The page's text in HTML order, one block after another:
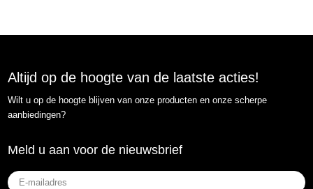
Altijd op de hoogte van de laatste acties!
Wilt u op de hoogte blijven van onze producten en onze scherpe
aanbiedingen?
Meld u aan voor de nieuwsbrief
E-